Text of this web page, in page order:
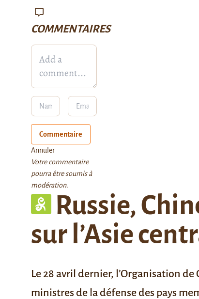
Russie,
sur l’Asie
Le 28 avril dernier, l’Organisation
ministres de la défense des pays
COMMENTAIRES
Commentaire
Annuler
Votre commentaire
pourra être soumis à
modération.